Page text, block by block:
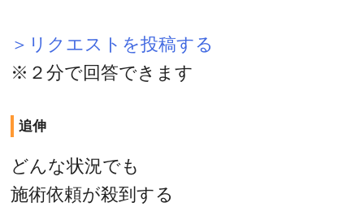
＞リクエストを投稿する
※２分で回答できます
追伸
どんな状況でも
施術依頼が殺到する